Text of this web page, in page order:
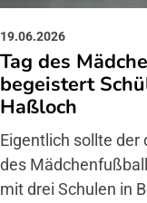
19.06.2026
Tag des
begeistert
Haßloch
Eigentlich sollte der
des
mit drei Schulen in